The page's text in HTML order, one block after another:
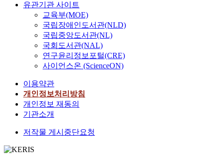
유관기관 사이트
교육부(MOE)
국립장애인도서관(NLD)
국립중앙도서관(NL)
국회도서관(NAL)
연구윤리정보포털(CRE)
사이언스온 (ScienceON)
이용약관
개인정보처리방침
개인정보 재동의
기관소개
저작물 게시중단요청